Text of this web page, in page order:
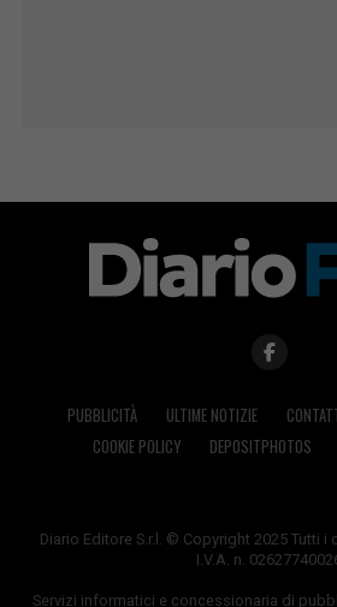
PUBBLICITÀ ULTIME NOTIZIE
COOKIE POLICY
DEPOSITPHOTOS
Diario Editore S.r.l. © Copyright 2025 Tutti i
I.V.A. n.
Servizi informatici e concessionaria di